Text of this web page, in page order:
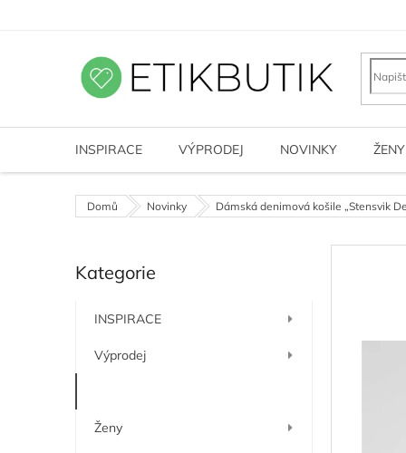
INSPIRACE VÝPRODEJ NOVINKY ŽENY
Domů Novinky Dámská denimová košile „Stensvik
o
n
í
Přeskočit
kategorie
Kategorie
INSPIRACE
Výprodej
Ženy